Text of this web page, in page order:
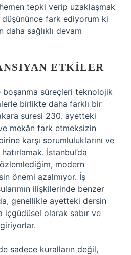
tepki verip uzaklaşmak
fark ediyorum ki
daha sağlıklı devam
ETKILER
boşanma süreçleri teknolojik
birlikte daha farklı bir
suresi 230. ayetteki
mekân fark etmeksizin
karşı sorumluluklarını ve
İstanbul’da
modern
önemi azalmıyor. İş
ilişkilerinde benzer
genellikle ayetteki dersin
içgüdüsel olarak sabır ve
sadece kuralların değil,